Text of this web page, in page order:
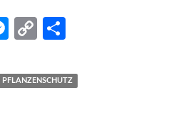
M
se
C
p
ar
PFLANZENSCHUTZ